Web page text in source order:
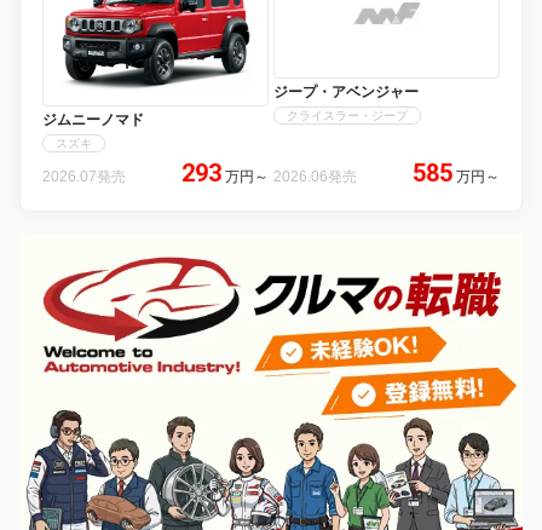
ジムニーノマド
スズキ
2026.07発売 293 万円 ～
ジープ・アベンジャー
クライスラー・ジープ
2026.06発売 585 万円 ～